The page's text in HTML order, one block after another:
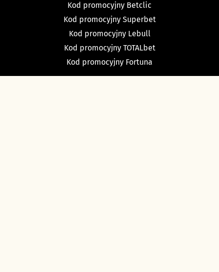
Kod promocyjny Betclic
Kod promocyjny Superbet
Kod promocyjny Lebull
Kod promocyjny TOTALbet
Kod promocyjny Fortuna